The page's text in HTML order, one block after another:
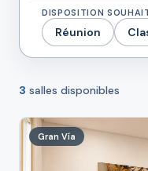
DISPOSITION
Réunion
3 salles disponibles
Gran Vía